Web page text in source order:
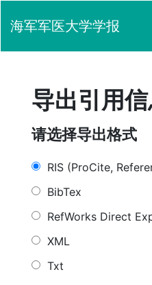
海军军医大学学报
导出引用
请选择导出格式
RIS (ProCite,
BibTex
RefWorks Direct
XML
Txt